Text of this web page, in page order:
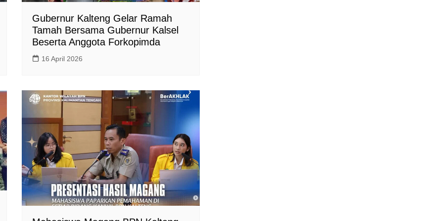
Gubernur Kalteng Gelar Ramah
Tamah Bersama Gubernur Kalsel
Beserta Anggota Forkopimda
16 April 2026